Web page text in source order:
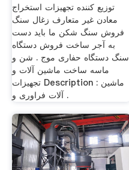
توزیع کننده تجهیزات استخراج
معادن غیر متعارف زغال سنگ
فروش سنگ شکن ما باید دست
به آجر ساخت فروش دستگاه
سنگ دستگاه حفاری موج . شن و
ماسه ساخت ماشین آلات و
تجهیزات Description : ماشین
آلات فراوری و .